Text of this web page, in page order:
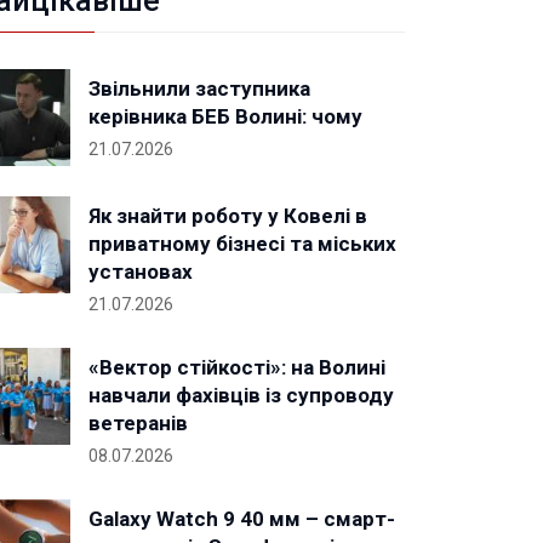
Звільнили заступника
керівника БЕБ Волині: чому
21.07.2026
Як знайти роботу у Ковелі в
приватному бізнесі та міських
установах
21.07.2026
«Вектор стійкості»: на Волині
навчали фахівців із супроводу
ветеранів
08.07.2026
Galaxy Watch 9 40 мм – смарт-